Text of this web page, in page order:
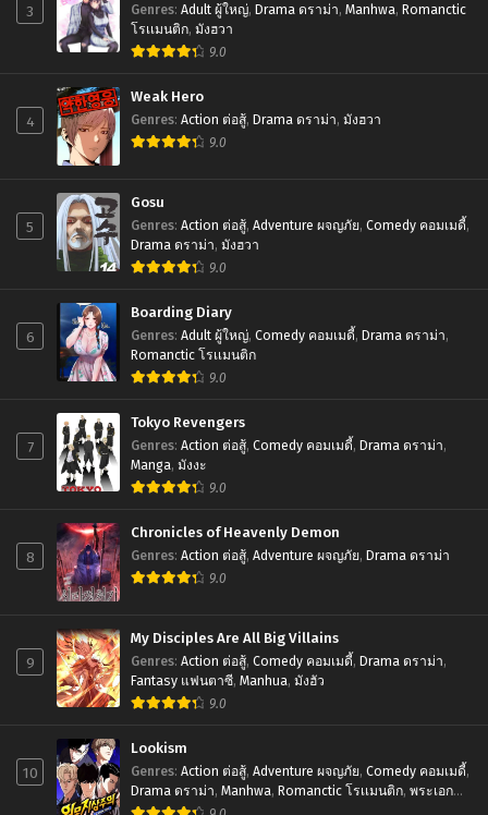
3 Genres: Adult ผู้ใหญ่, Drama ดราม่า, Manhwa, Romanctic
โรเเมนติก, มังฮวา
9.0
4
Weak Hero
Genres: Action ต่อสู้, Drama ดราม่า, มังฮวา
9.0
5
Gosu
Genres: Action ต่อสู้, Adventure ผจญภัย, Comedy คอมเมดี้,
Drama ดราม่า, มังฮวา
9.0
6
Boarding Diary
Genres: Adult ผู้ใหญ่, Comedy คอมเมดี้, Drama ดราม่า,
Romanctic โรเเมนติก
9.0
7
Tokyo Revengers
Genres: Action ต่อสู้, Comedy คอมเมดี้, Drama ดราม่า,
Manga, มังงะ
9.0
8
Chronicles of Heavenly Demon
Genres: Action ต่อสู้, Adventure ผจญภัย, Drama ดราม่า
9.0
9
My Disciples Are All Big Villains
Genres: Action ต่อสู้, Comedy คอมเมดี้, Drama ดราม่า,
Fantasy แฟนตาซี, Manhua, มังฮัว
9.0
10
Lookism
Genres: Action ต่อสู้, Adventure ผจญภัย, Comedy คอมเมดี้,
Drama ดราม่า, Manhwa, Romanctic โรเเมนติก, พระเอก
เทพ,มังฮวา